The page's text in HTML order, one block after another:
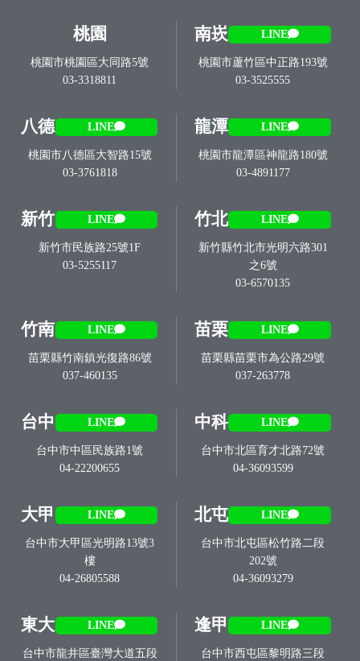
桃園
桃園市桃園區大同路5號
03-3318811
南崁 LINE
桃園市蘆竹區中正路193號
03-3525555
八德 LINE
桃園市八德區大智路15號
03-3761818
龍潭 LINE
桃園市龍潭區神龍路180號
03-4891177
新竹 LINE
新竹市民族路25號1F
03-5255117
竹北 LINE
新竹縣竹北市光明六路301
之6號
03-6570135
竹南 LINE
苗栗縣竹南鎮光復路86號
037-460135
苗栗 LINE
苗栗縣苗栗市為公路29號
037-263778
台中 LINE
台中市中區民族路1號
04-22200655
中科 LINE
台中市北區育才北路72號
04-36093599
大甲 LINE
台中市大甲區光明路13號3
樓
04-26805588
北屯 LINE
台中市北屯區松竹路二段
202號
04-36093279
東大 LINE
台中市龍井區臺灣大道五段
逢甲 LINE
台中市西屯區黎明路三段